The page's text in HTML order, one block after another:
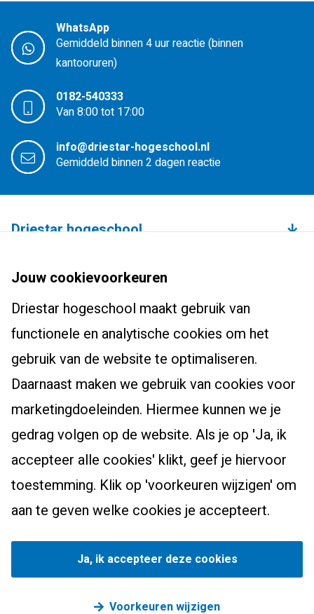
WhatsApp
Gemiddeld binnen 4 uur reactie (binnen
kantooruren)
0182-540333
Van 8:00 tot 17:00
info@driestar-hogeschool.nl
Gemiddeld binnen 2 dagen reactie
Driestar hogeschool
Studium Generale
Studentenhuisvesting
Onderzoekscentrum
Werken bij Driestar hogeschool
Contact
Bachelors
Leraar basisonderwijs (pabo)
Leraar voortgezet onderwijs
Pedagogiek
Studiekeuzehulp
Masters, Ad en post-hbo
Ad-PEP
Post-hbo-opleidingen
Masters
Voor studenten
Info werkplekleren
Bibliotheek
Eduweb
Alumni
Nascholingsaanbod
Overstappen naar het onderwijs?
Zij-instroom leraar basisonderwijs
Zij-instroom leraar voortgezet onderwijs
Driestar.Contact.Facebook
Driestar.Contact.Instagram
Driestar.Contact.WhatsApp
Privacy
Cookievoorkeuren beheren
Driestar hogeschool. Voor alle data geldt: Deo
Jouw cookievoorkeuren
Driestar hogeschool maakt gebruik van
functionele en analytische cookies om het
gebruik van de website te optimaliseren.
Daarnaast maken we gebruik van cookies voor
marketingdoeleinden. Hiermee kunnen we je
gedrag volgen op de website. Als je op 'Ja, ik
accepteer alle cookies' klikt, geef je hiervoor
toestemming. Klik op 'voorkeuren wijzigen' om
aan te geven welke cookies je accepteert.
Ja, ik accepteer deze cookies
Voorkeuren wijzigen